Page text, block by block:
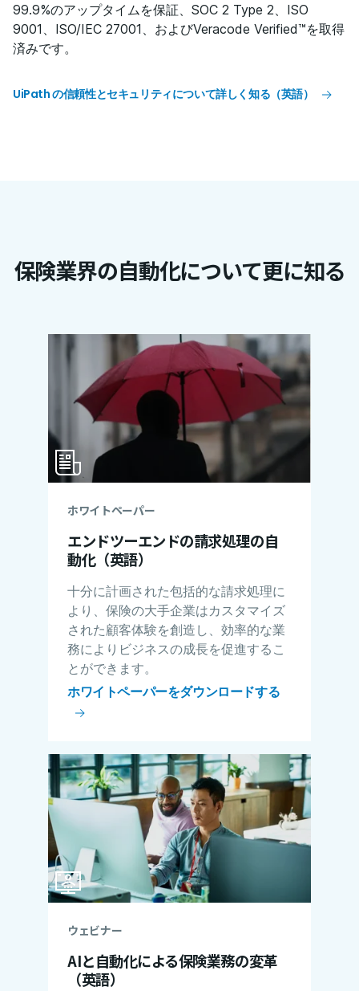
99.9%のアップタイムを保証、SOC 2 Type 2、ISO
9001、ISO/IEC 27001、およびVeracode Verified™を取得
済みです。
UiPath の信頼性とセキュリティについて詳しく知る（英語）
保険業界の自動化について更に知る
ホワイトペーパー
エンドツーエンドの請求処理の自
動化（英語）
十分に計画された包括的な請求処理に
より、保険の大手企業はカスタマイズ
された顧客体験を創造し、効率的な業
務によりビジネスの成長を促進するこ
とができます。
ホワイトペーパーをダウンロードする
ウェビナー
AIと自動化による保険業務の変革
（英語）